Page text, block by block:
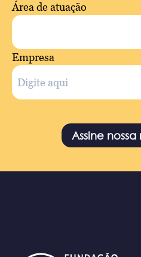
Área de atuação
Empresa
Assine